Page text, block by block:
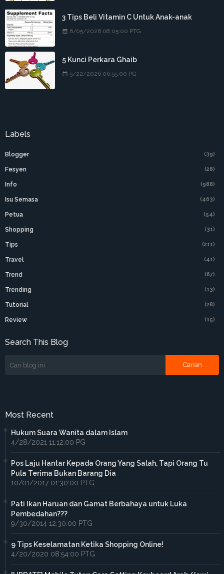
3 Tips Beli Vitamin C Untuk Anak-anak
6/05/2026 08:05:00 PTG
5 Kunci Perkara Ghaib
5/22/2026 06:55:00 PG
Labels
Blogger (39)
Fesyen (28)
Info (988)
Isu Semasa (463)
Petua (54)
Shopping (31)
Tips (211)
Travel (41)
Trend (67)
Trending (13)
Tutorial (28)
Review (15)
Search This Blog
Most Recent
Hukum Suara Wanita dalam Islam
4/28/2021 11:12:00 PG
Pos Laju Hantar Kepada Orang Yang Salah, Tapi Orang Tu
Pula Terima Bukan Barang Dia
10/01/2017 01:30:00 PTG
Pati Ikan Haruan dan Gamat Berbahaya untuk Luka
Pembedahan???
9/30/2014 12:30:00 PTG
9 Tips Keselamatan Ketika Shopping Online!
4/20/2020 08:54:00 PTG